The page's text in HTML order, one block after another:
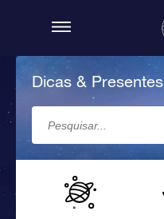
Dicas & Presentes